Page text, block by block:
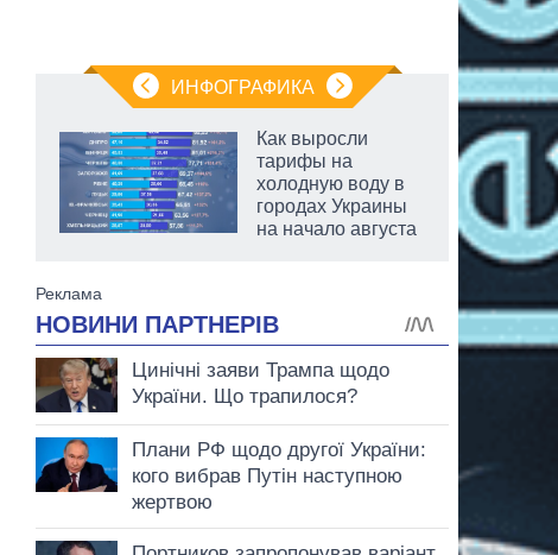
ИНФОГРАФИКА
Как выросли
тарифы на
холодную воду в
городах Украины
на начало августа